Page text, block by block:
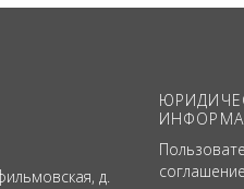
д.
соглашение